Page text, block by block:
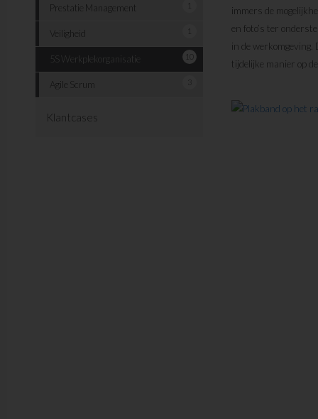
Prestatie Management 1
Veiligheid 1
5S Werkplekorganisatie 10
Agile Scrum 3
Klantcases
immers de
en foto’s ter
in de
tijdelijke manier op